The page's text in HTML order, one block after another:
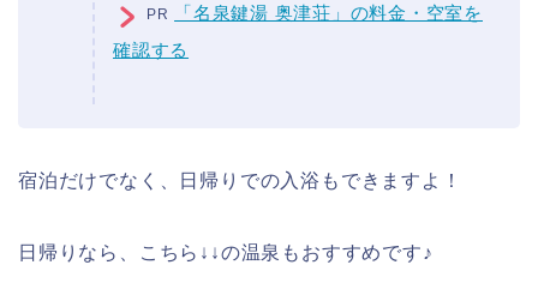
PR
「名泉鍵湯 奥津荘」の料金・空室を
確認する
宿泊だけでなく、日帰りでの入浴もできますよ！
日帰りなら、こちら↓↓の温泉もおすすめです♪